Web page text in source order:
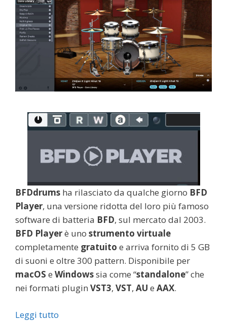
BFDdrums ha rilasciato da qualche giorno BFD
Player, una versione ridotta del loro più famoso
software di batteria BFD, sul mercato dal 2003.
BFD Playerè uno strumento virtuale
completamente gratuito e arriva fornito di 5 GB
di suoni e oltre 300 pattern. Disponibile per
macOS e Windowssia come “standalone” che
nei formati plugin VST3, VST, AU e AAX.
Leggi tutto